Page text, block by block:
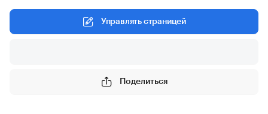
Управлять страницей
Поделиться